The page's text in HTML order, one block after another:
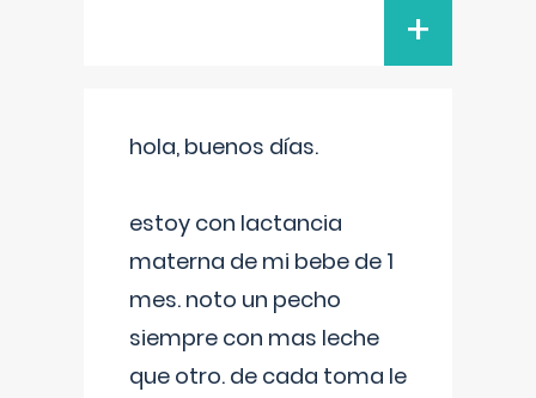
+
hola, buenos días.
estoy con lactancia
materna de mi bebe de 1
mes. noto un pecho
siempre con mas leche
que otro. de cada toma le